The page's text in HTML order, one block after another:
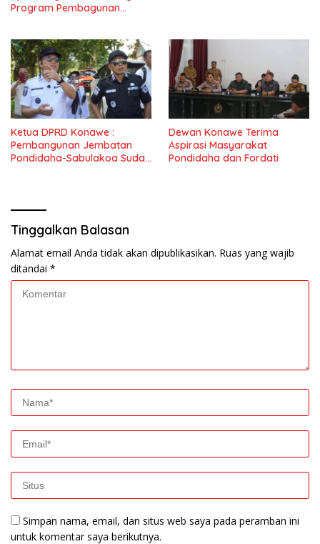
Program Pembagunan
Ketua DPRD Konawe :
Pembangunan Jembatan
Pondidaha-Sabulakoa Sudah
Dewan Konawe Terima
Aspirasi Masyarakat
Pondidaha dan Fordati
Tinggalkan Balasan
Alamat email Anda tidak akan dipublikasikan. Ruas yang wajib
ditandai *
Simpan nama, email, dan situs web saya pada peramban ini
untuk komentar saya berikutnya.